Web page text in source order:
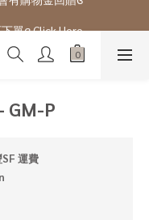
單ɞ Click Here
GM-P
運費